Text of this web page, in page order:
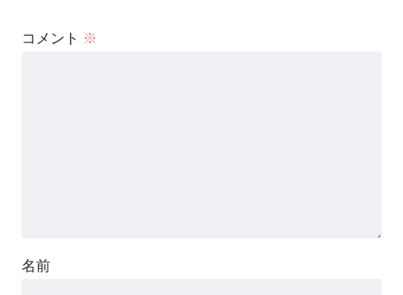
コメント ※
名前